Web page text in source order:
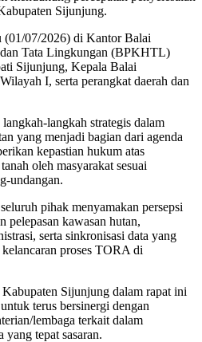
Sijunjung.
(01/07/2026) di Kantor Balai
Tata Lingkungan (BPKHTL)
Sijunjung, Kepala Balai
I, serta perangkat daerah dan
langkah strategis dalam
yang menjadi bagian dari agenda
kepastian hukum atas
oleh masyarakat sesuai
undangan.
pihak menyamakan persepsi
pelepasan kawasan hutan,
serta sinkronisasi data yang
proses TORA di
Sijunjung dalam rapat ini
terus bersinergi dengan
lembaga terkait dalam
tepat sasaran.